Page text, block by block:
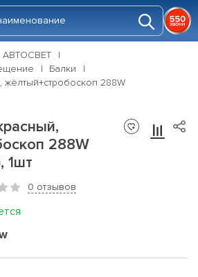
АВТОСВЕТ
Балки
288W
288W
1шт
0 отзывов